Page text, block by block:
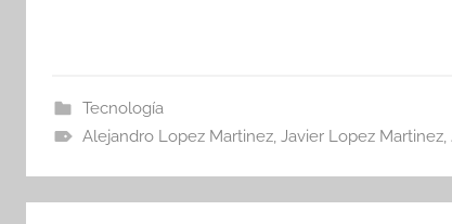
Tecnología
Alejandro Lopez Martinez, Javier Lopez Martinez,